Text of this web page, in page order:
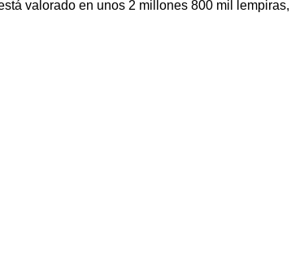
valorado en unos 2 millones 800 mil